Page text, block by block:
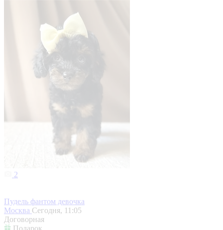
2
Пудель фантом девочка
Москва Сегодня, 11:05
Договорная
Подарок